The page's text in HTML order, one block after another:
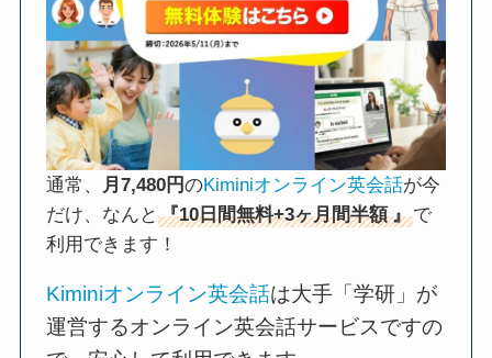
通常、 月7,480円のKiminiオンライン英会話が今
だけ、なんと『10日間無料+3ヶ月間半額 』で
利用できます！
Kiminiオンライン英会話は大手「学研」が
運営するオンライン英会話サービスですの